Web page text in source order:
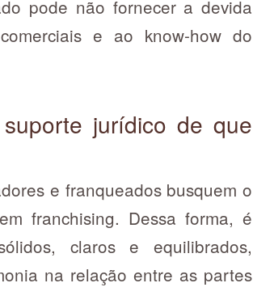
pode não fornecer a devida
e ao know-how do
jurídico de que
e franqueados busquem o
franchising. Dessa forma, é
claros e equilibrados,
na relação entre as partes